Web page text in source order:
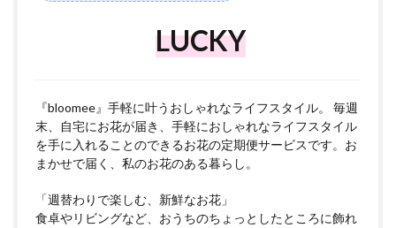
LUCKY
『bloomee』手軽に叶うおしゃれなライフスタイル。 毎週
末、自宅にお花が届き、手軽におしゃれなライフスタイル
を手に入れることのできるお花の定期便サービスです。お
まかせで届く、私のお花のある暮らし。
「週替わりで楽しむ、新鮮なお花」
食卓やリビングなど、おうちのちょっとしたところに飾れ